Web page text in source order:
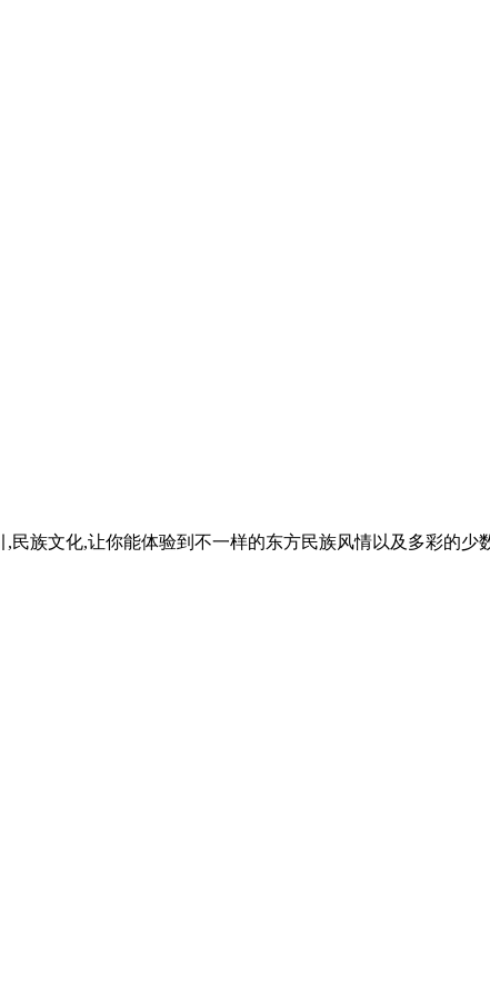
族文化,让你能体验到不一样的东方民族风情以及多彩的少